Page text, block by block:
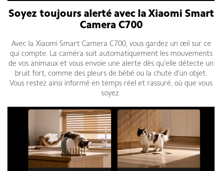
Soyez toujours alerté avec la Xiaomi Smart
Camera C700
Avec la Xiaomi Smart Camera C700, vous gardez un œil sur ce
qui compte. La caméra suit automatiquement les mouvements
de vos animaux et vous envoie une alerte dès qu’elle détecte un
bruit fort, comme des pleurs de bébé ou la chute d’un objet.
Vous restez ainsi informé en temps réel et rassuré, où que vous
soyez.